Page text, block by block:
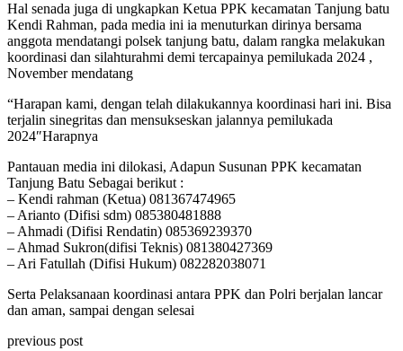
Hal senada juga di ungkapkan Ketua PPK kecamatan Tanjung batu
Kendi Rahman, pada media ini ia menuturkan dirinya bersama
anggota mendatangi polsek tanjung batu, dalam rangka melakukan
koordinasi dan silahturahmi demi tercapainya pemilukada 2024 ,
November mendatang
“Harapan kami, dengan telah dilakukannya koordinasi hari ini. Bisa
terjalin sinegritas dan mensukseskan jalannya pemilukada
2024″Harapnya
Pantauan media ini dilokasi, Adapun Susunan PPK kecamatan
Tanjung Batu Sebagai berikut :
– Kendi rahman (Ketua) 081367474965
– Arianto (Difisi sdm) 085380481888
– Ahmadi (Difisi Rendatin) 085369239370
– Ahmad Sukron(difisi Teknis) 081380427369
– Ari Fatullah (Difisi Hukum) 082282038071
Serta Pelaksanaan koordinasi antara PPK dan Polri berjalan lancar
dan aman, sampai dengan selesai
previous post